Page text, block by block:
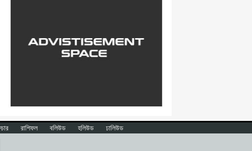
রাশিফল বলিউড হলিউড ঢালিউড